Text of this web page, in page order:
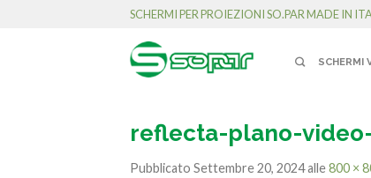
SCHERMI PER PROIEZIONI SO.PAR MADE IN
SCHERMI
reflecta-plano-
Pubblicato Settembre 20, 2024alle800 ×